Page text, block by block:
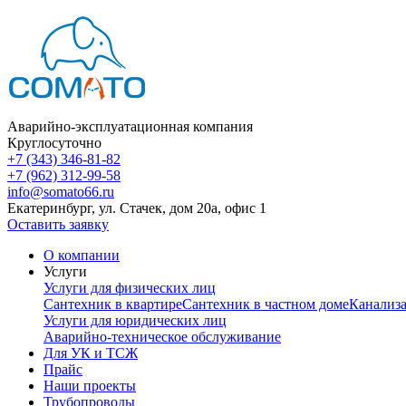
Аварийно-эксплуатационная компания
Круглосуточно
+7 (343) 346-81-82
+7 (962) 312-99-58
info@somato66.ru
Екатеринбург, ул. Стачек, дом 20а, офис 1
Оставить заявку
О компании
Услуги
Услуги для физических лиц
Сантехник в квартиреСантехник в частном доме
Услуги для юридических лиц
Аварийно-техническое обслуживание
Для УК и ТСЖ
Прайс
Наши проекты
Трубопроводы